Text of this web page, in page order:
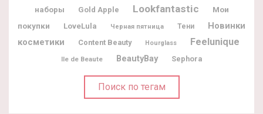
наборы
Gold Apple Lookfantastic
Мои
покупки
LoveLula Черная пятница Тени
Новинки
косметики
Content Beauty Hourglass Feelunique
Ile de Beaute BeautyBay Sephora
Поиск по тегам